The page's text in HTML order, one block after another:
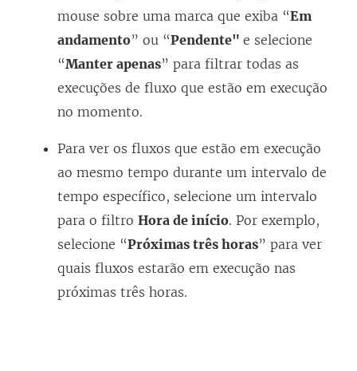
mouse sobre uma marca que exiba “Em
andamento” ou “Pendente" e selecione
“Manter apenas” para filtrar todas as
execuções de fluxo que estão em execução
no momento.
Para ver os fluxos que estão em execução
ao mesmo tempo durante um intervalo de
tempo específico, selecione um intervalo
para o filtro Hora de início. Por exemplo,
selecione “Próximas três horas” para ver
quais fluxos estarão em execução nas
próximas três horas.